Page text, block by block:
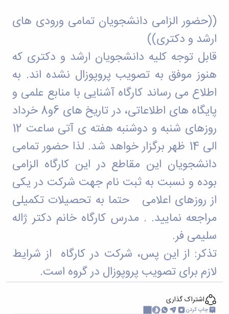
و
تحصیلات
تکمیلی
ها
آئین
نامه
ها
سمینارها
و
پایان
نامه
Economics
Studies
of
Iran
Two
Quarterly
Journal
of
Contemporary
Sociological
Research
(CSR)
((حضور الزامی دانشجویان تمامی ورودی های
ارشد و دکتری))
قابل توجه کلیه دانشجویان ارشد و دکتری که
هنوز موفق به تصویب پروپوزال نشده اند. به
اطلاع می رساند کارگاه آشنایی با منابع علمی و
پایگاه های اطلاعاتی، در تاریخ های 6و8 خرداد
روزهای شنبه و دوشنبه هفته ی آتی ساعت 12
الی 14 ظهر برگزار خواهد شد. لذا حضور تمامی
دانشجویان این مقاطع در این کارگاه الزامی
بوده و نسبت به ثبت نام جهت شرکت در یکی
از روزهای اعلامی حتما به تحصیلات تکمیلی
مراجعه نمایید. . مدرس کارگاه خانم دکتر ژاله
سلیمی فر.
تذکر: از این پس، شرکت در کارگاه از شرایط
لازم برای تصویب پروپوزال در گروه است.
اشتراک گذاری
چاپ کردن